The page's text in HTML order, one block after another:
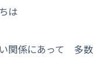
は
関係にあって 多数